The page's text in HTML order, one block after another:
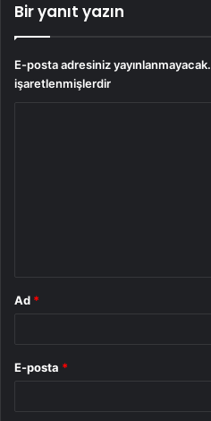
Bir yanıt yazın
E-posta adresiniz yayınlanmayacak.
işaretlenmişlerdir
Ad *
E-posta *